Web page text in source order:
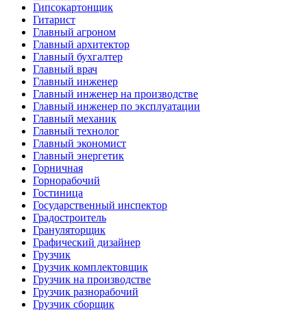
Гипсокартонщик
Гитарист
Главный агроном
Главный архитектор
Главный бухгалтер
Главный врач
Главный инженер
Главный инженер на производстве
Главный инженер по эксплуатации
Главный механик
Главный технолог
Главный экономист
Главный энергетик
Горничная
Горнорабочий
Гостиница
Государственный инспектор
Градостроитель
Грануляторщик
Графический дизайнер
Грузчик
Грузчик комплектовщик
Грузчик на производстве
Грузчик разнорабочий
Грузчик сборщик